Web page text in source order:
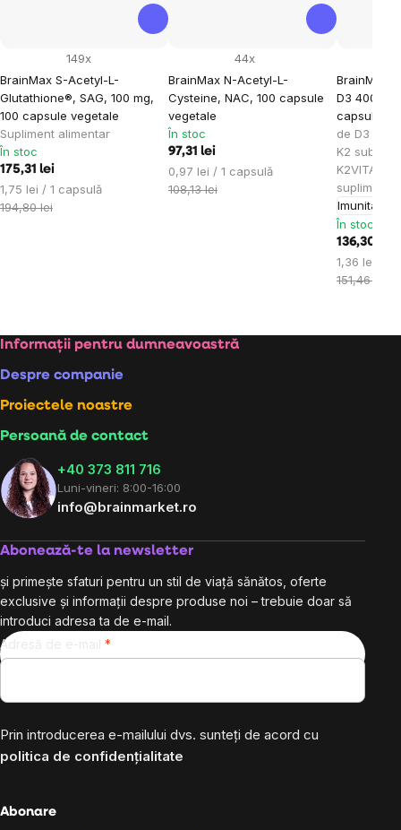
BrainMax S-Acetyl-L-
Glutathione®, SAG, 100 mg,
100 capsule vegetale
Supliment alimentar
149x
În stoc
175,31 lei
Evaluare
preţ:
1,75 lei / 1 capsulă
194,80 lei
BrainMax N-Acetyl-L-
Cysteine, NAC, 100 capsule
vegetale
44x
În stoc
97,31 lei
Evaluare
preţ:
0,97 lei / 1 capsulă
108,13 lei
BrainMax
D3 4000
capsule
de D3 și
K2 sub
supliment
Imunitate
În stoc
136,30 lei
Evaluare
preţ:
1,36 lei / 1
151,46 lei
Subsol
Informații pentru dumneavoastră
Despre companie
Proiectele noastre
Persoană de contact
+40 373 811 716
Luni-vineri: 8:00-16:00
info@brainmarket.ro
Abonează-te la newsletter
și primește sfaturi pentru un stil de viață sănătos, oferte
exclusive și informații despre produse noi – trebuie doar să
introduci adresa ta de e-mail.
Adresă de e-mail
Prin introducerea e-mailului dvs. sunteți de acord cu
politica de confidențialitate
Abonare